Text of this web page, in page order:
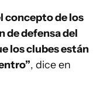
concepto de los
de defensa del
los clubes están
, diceen